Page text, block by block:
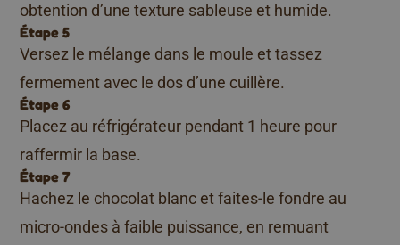
obtention d’une texture sableuse et humide.
Étape 5
Versez le mélange dans le moule et tassez
fermement avec le dos d’une cuillère.
Étape 6
Placez au réfrigérateur pendant 1 heure pour
raffermir la base.
Étape 7
Hachez le chocolat blanc et faites-le fondre au
micro-ondes à faible puissance, en remuant